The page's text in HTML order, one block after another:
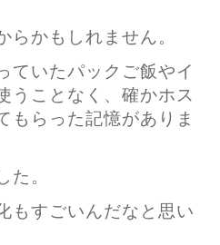
らかもしれません。
ていたパックご飯やイ
うことなく、確かホス
もらった記憶がありま
た。
もすごいんだなと思い